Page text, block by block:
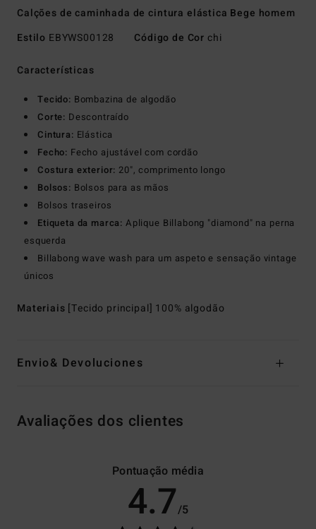
Calções de caminhada de cintura elástica Bege homem
Estilo EBYWS00128 Código de Cor chi
Características
Tecido: Bombazina de algodão
Corte: Descontraído
Cintura: Elástica
Fecho: Fecho ajustável com cordão
Costura exterior: 20", comprimento longo
Bolsos: Bolsos para as mãos
Bolsos traseiros
Etiqueta da marca: Aplique Billabong "diamond" na perna
esquerda
Billabong wave wash para um aspeto e sensação vintage
únicos
Materiais [Tecido principal] 100% algodão
Envio& Devoluciones
Avaliações dos clientes
Pontuação média
4.7/5